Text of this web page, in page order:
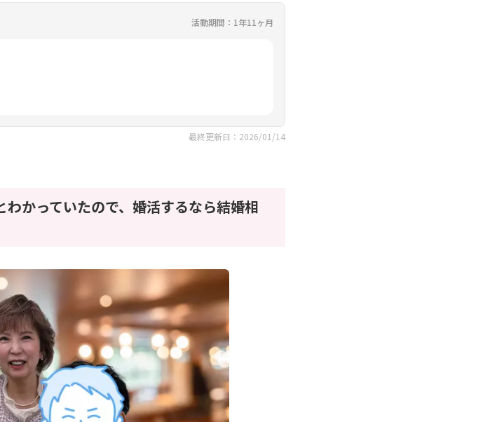
活動期間：1年11ヶ月
最終更新日：2026/01/14
かっていたので、婚活するなら結婚相